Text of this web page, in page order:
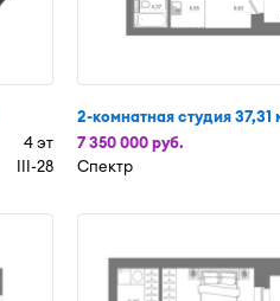
4 эт
III-28
2-комнатная студия 37,31
7 350 000 руб.
Спектр